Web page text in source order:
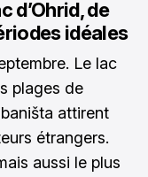
d’Ohrid, de
idéales
Le lac
plages de
attirent
étrangers.
aussi le plus